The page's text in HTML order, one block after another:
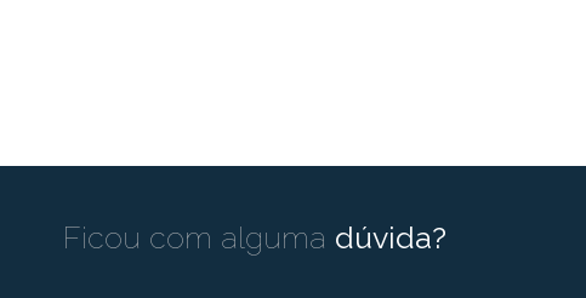
Ficou com alguma dúvida?